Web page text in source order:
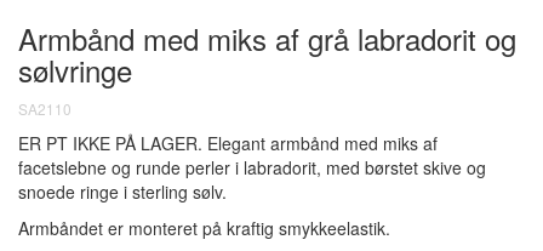
Armbånd med miks af grå labradorit og
sølvringe
SA2110
ER PT IKKE PÅ LAGER. Elegant armbånd med miks af
facetslebne og runde perler i labradorit, med børstet skive og
snoede ringe i sterling sølv.
Armbåndet er monteret på kraftig smykkeelastik.